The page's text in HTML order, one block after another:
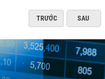
TRƯỚC SAU